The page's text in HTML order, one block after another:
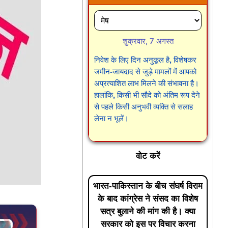
शुक्रवार, 7 अगस्त
निवेश के लिए दिन अनुकूल है, विशेषकर
जमीन-जायदाद से जुड़े मामलों में आपको
अप्रत्याशित लाभ मिलने की संभावना है।
हालांकि, किसी भी सौदे को अंतिम रूप देने
से पहले किसी अनुभवी व्यक्ति से सलाह
लेना न भूलें।
वोट करें
भारत-पाकिस्तान के बीच संघर्ष विराम
के बाद कांग्रेस ने संसद का विशेष
सत्र बुलाने की मांग की है। क्या
सरकार को इस पर विचार करना